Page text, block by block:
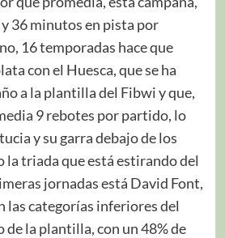
36 minutos en pista por
16 temporadas hace que
con el Huesca, que se ha
a la plantilla del Fibwi y que,
9 rebotes por partido, lo
y su garra debajo de los
la triada que está estirando del
jornadas está David Font,
las categorías inferiores del
de la plantilla, con un 48% de